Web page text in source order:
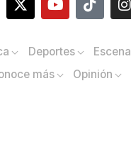
Deportes
Escena
más
Opinión